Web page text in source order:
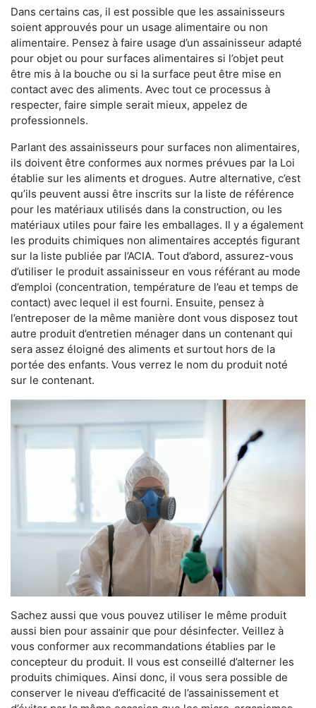
Dans certains cas, il est possible que les assainisseurs
soient approuvés pour un usage alimentaire ou non
alimentaire. Pensez à faire usage d’un assainisseur adapté
pour objet ou pour surfaces alimentaires si l’objet peut
être mis à la bouche ou si la surface peut être mise en
contact avec des aliments. Avec tout ce processus à
respecter, faire simple serait mieux, appelez de
professionnels.
Parlant des assainisseurs pour surfaces non alimentaires,
ils doivent être conformes aux normes prévues par la Loi
établie sur les aliments et drogues. Autre alternative, c’est
qu’ils peuvent aussi être inscrits sur la liste de référence
pour les matériaux utilisés dans la construction, ou les
matériaux utiles pour faire les emballages. Il y a également
les produits chimiques non alimentaires acceptés figurant
sur la liste publiée par l’ACIA. Tout d’abord, assurez-vous
d’utiliser le produit assainisseur en vous référant au mode
d’emploi (concentration, température de l’eau et temps de
contact) avec lequel il est fourni. Ensuite, pensez à
l’entreposer de la même manière dont vous disposez tout
autre produit d’entretien ménager dans un contenant qui
sera assez éloigné des aliments et surtout hors de la
portée des enfants. Vous verrez le nom du produit noté
sur le contenant.
Sachez aussi que vous pouvez utiliser le même produit
aussi bien pour assainir que pour désinfecter. Veillez à
vous conformer aux recommandations établies par le
concepteur du produit. Il vous est conseillé d’alterner les
produits chimiques. Ainsi donc, il vous sera possible de
conserver le niveau d’efficacité de l’assainissement et